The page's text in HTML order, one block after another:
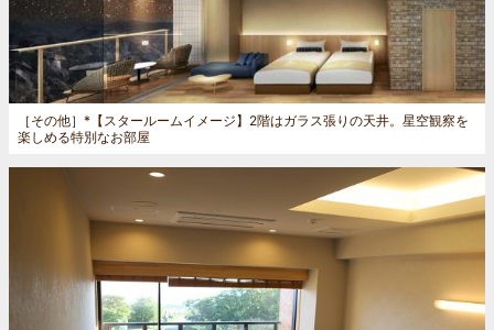
［その他］ *【スタールームイメージ】2階はガラス張りの天井。星空観察を
楽しめる特別なお部屋